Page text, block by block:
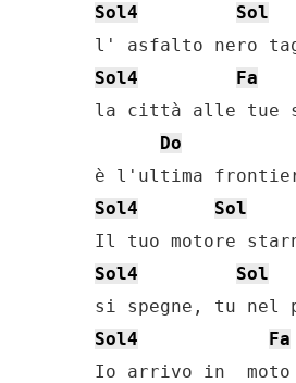
Sol4
Sol
Sol4
Fa
la città alle tue
Do
Sol4
Sol
Sol4
Sol
Sol4
Fa
Io arrivo in  moto